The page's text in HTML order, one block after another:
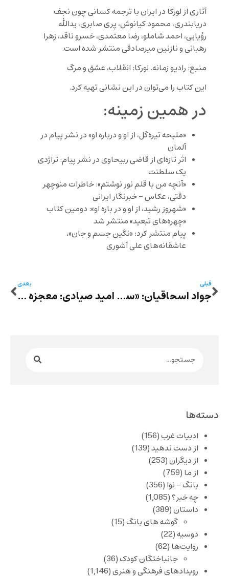
آثاری از لورکا در ایران با ترجمه کسانی چون ن‍ج‍ف‌
دری‍اب‍ن‍دری‌، م‍ح‍م‍ود ک‍ی‍ان‍وش‌، پری صابری، یدالله
رؤیایی، احمد شاملو، رضا معتمدی، خسرو ناقد، زه‍را
ره‍ب‍ان‍ی‌ و ن‍ازن‍ی‍ن‌ م‍ی‍رص‍ادق‍ی‌ منتشر شده است.
منبع: رادیو زمانه. لورکا: انقلاب، عشق و مرگ
این کتاب را می‌تواندر این نشانیتهیه کرد.
در همین زمینه:
«ملیحه تیره‌گل، از او و درباره او» در نشر پیام در
آلمان
اثر تازه‌ای از قاضی ربیحاوی در نشر پیام: تراژدی
یک سلطنت
«آنچه من با قلم نور نوشتم»: خاطرات منوچهر
دقتی، عکاس – خبرنگار ایرانی
«شهروز رشید، از او و در باره او»: دومین کتاب
«چهره‌های تبعید» منتشر شد
پیام منتشر کرد: «نگین جسم و جان»،
عاشقانه‌های علی آشوری
قبلی
جواد اسحاقیان: «سه قطره خون» صادق هدایت و «گربه‌ی سیاه» ادگار آلن پو
بعدی
امید صیادی: معجزه در استرینگ تاون
دسته‌ها
ادبیات غرب(156)
از دست ندهید(139)
از دیگران(253)
از ما (759)
بانگ – نوا (356)
چه خبر؟(1,085)
داستان(389)
گوشه های بانگ(15)
دوسیه(22)
روایت‌ها (62)
جانباختگان کودک(36)
رویدادهای فرهنگی و هنری(1,146)